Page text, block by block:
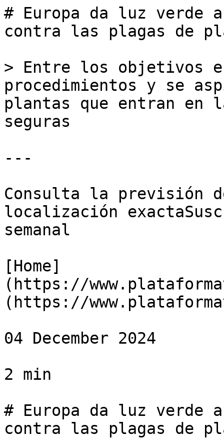
# Europa da luz verde
contra las plagas de
> Entre los objetivos
procedimientos y se
plantas que entran en
seguras
---
Consulta la previsión
localización
semanal
[Home]
(https://
(https://
04 December 2024
2 min
# Europa da luz verde
contra las plagas de